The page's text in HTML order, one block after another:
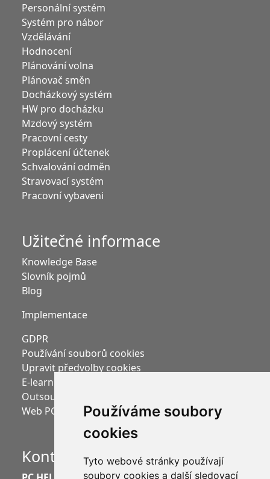
Používáme soubory
cookies
Tyto webové stránky používají
soubory cookies a další sledovací
Personální systém
Systém pro nábor
Vzdělávání
Hodnocení
Plánování volna
Plánovač směn
Docházkový systém
HW pro docházku
Mzdový systém
Pracovní cesty
Proplácení účtenek
Schvalování odměn
Stravovací systém
Pracovní vybaveni
Užitečné informace
Knowledge Base
Slovník pojmů
Blog
Implementace
GDPR
Používání souborů cookies
Upravit předvolby cookies
E-learning Moodle
Outsourcing mezd
Web PC HELP, a.s.
Kontakt